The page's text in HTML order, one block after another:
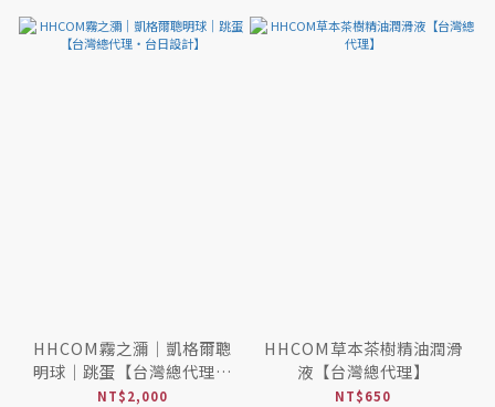
HHCOM霧之瀰｜凱格爾聰
明球｜跳蛋【台灣總代理・
台日設計】
NT$2,000
HHCOM草本茶樹精油潤滑
液【台灣總代理】
NT$650